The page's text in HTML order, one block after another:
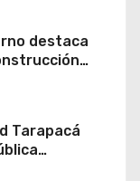
destaca
la inversión
Tarapacá